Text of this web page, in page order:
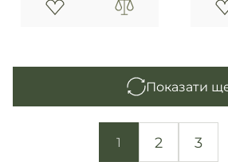
Показати
1 2 3